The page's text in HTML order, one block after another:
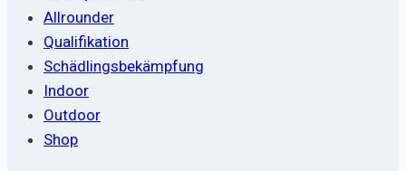
Allrounder
Qualifikation
Schädlingsbekämpfung
Indoor
Outdoor
Shop